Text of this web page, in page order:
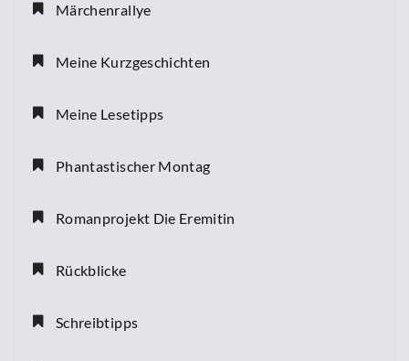
Märchenrallye
Meine Kurzgeschichten
Meine Lesetipps
Phantastischer Montag
Romanprojekt Die Eremitin
Rückblicke
Schreibtipps